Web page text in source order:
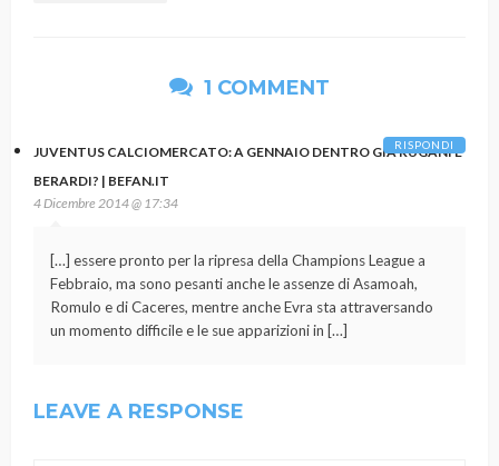
1 COMMENT
JUVENTUS CALCIOMERCATO: A GENNAIO DENTRO GIÀ RUGANI E
BERARDI? | BEFAN.IT
4 Dicembre 2014 @ 17:34
[…] essere pronto per la ripresa della Champions League a
Febbraio, ma sono pesanti anche le assenze di Asamoah,
Romulo e di Caceres, mentre anche Evra sta attraversando
un momento difficile e le sue apparizioni in […]
RISPONDI
LEAVE A RESPONSE